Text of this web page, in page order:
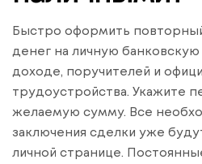
Быстро оформить
денег на личную
доходе, поручителей и
трудоустройства. Укажите
желаемую сумму. Все
заключения сделки уже
личной странице.